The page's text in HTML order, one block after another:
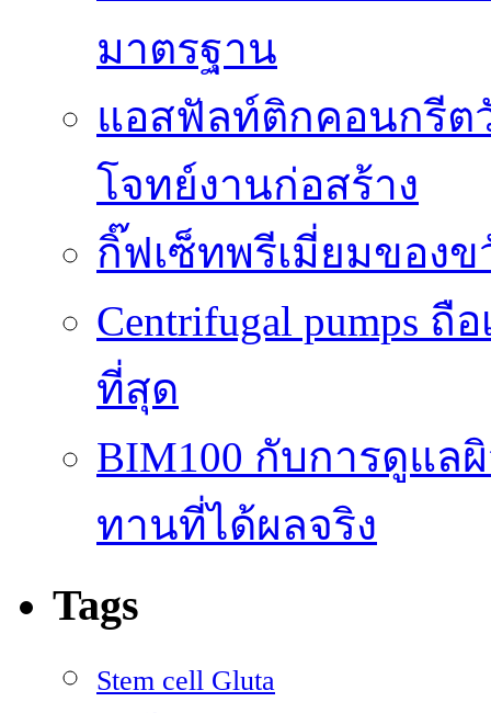
มาตรฐาน
แอสฟัลท์ติกคอนกรี
โจทย์งานก่อสร้าง
กิ๊ฟเซ็ทพรีเมี่ยมของ
Centrifugal pumps
ที่สุด
BIM100 กับการดูแ
ทานที่ได้ผลจริง
Tags
Stem cell Gluta